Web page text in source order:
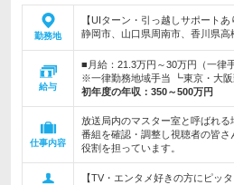
勤務地
【UIターン・引っ越しサポート
静岡市、山口県周南市、香川県高
給与
■月給：21.3万円～30万円（一律
※一律勤務地域手当 ┗東京・大阪
初年度の年収： 350～500万円
仕事内容
放送局内のマスター室と呼ばれ
番組を確認・調整し視聴者の皆
役割を担っています。
【TV・エンタメ好きの方にピッ